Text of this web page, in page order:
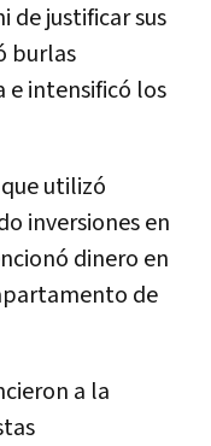
de justificar sus
burlas
e intensificó los
utilizó
inversiones en
dinero en
de
a la